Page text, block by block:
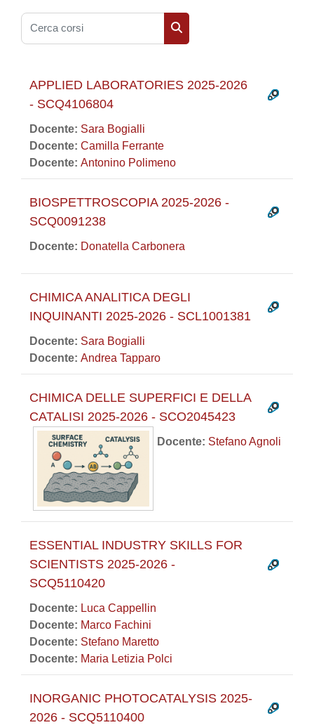
Cerca corsi
Cerca corsi
APPLIED LABORATORIES 2025-2026
- SCQ4106804
Docente: Sara Bogialli
Docente: Camilla Ferrante
Docente: Antonino Polimeno
BIOSPETTROSCOPIA 2025-2026 -
SCQ0091238
Docente: Donatella Carbonera
CHIMICA ANALITICA DEGLI
INQUINANTI 2025-2026 - SCL1001381
Docente: Sara Bogialli
Docente: Andrea Tapparo
CHIMICA DELLE SUPERFICI E DELLA
CATALISI 2025-2026 - SCO2045423
Docente: Stefano Agnoli
ESSENTIAL INDUSTRY SKILLS FOR
SCIENTISTS 2025-2026 -
SCQ5110420
Docente: Luca Cappellin
Docente: Marco Fachini
Docente: Stefano Maretto
Docente: Maria Letizia Polci
INORGANIC PHOTOCATALYSIS 2025-
2026 - SCQ5110400